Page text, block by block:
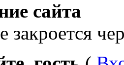
сайта